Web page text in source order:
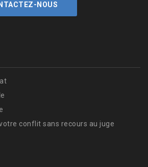
NOUS
conflit sans recours au juge